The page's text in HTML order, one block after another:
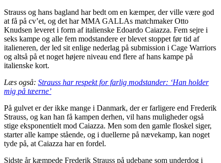
Strauss og hans bagland har bedt om en kæmper, der ville være god
at få på cv’et, og det har MMA GALLAs matchmaker Otto
Knudsen leveret i form af italienske Edoardo Caiazza. Fem sejre i
seks kampe og alle fem modstandere er blevet stoppet før tid af
italieneren, der led sit enlige nederlag på submission i Cage Warriors
og altså på et noget højere niveau end flere af hans kampe på
italienske kort.
Læs også: Strauss har respekt for farlig modstander: ‘Han holder
mig på tæerne’
På gulvet er der ikke mange i Danmark, der er farligere end Frederik
Strauss, og kan han få kampen derhen, vil hans muligheder også
stige eksponentielt mod Caiazza. Men som den gamle floskel siger,
starter alle kampe stående, og i duellerne på nævekamp, kan noget
tyde på, at Caiazza har en fordel.
Sidste år kæmpede Frederik Strauss på udebane som underdog i